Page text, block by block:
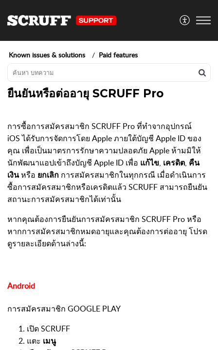
Known issues & solutions Paid features
ยืนยันหรือต่ออายุ SCRUFF Pro
การซื้อการสมัครสมาชิก SCRUFF Pro ที่ทำจากอุปกรณ์
iOS ได้รับการจัดการโดย Apple ภายใต้บัญชี Apple ID ของ
คุณ เพื่อเป็นมาตรการรักษาความปลอดภัย Apple ห้ามมิให้
นักพัฒนาแอปเข้าถึงบัญชี Apple ID เพื่อ แก้ไข, เครดิต, คืน
เงินหรือ ยกเลิก การสมัครสมาชิกในทุกกรณี เมื่อดำเนินการ
ซื้อการสมัครสมาชิกหรือเครดิตแล้ว SCRUFF สามารถยืนยัน
สถานะการสมัครสมาชิกได้เท่านั้น
หากคุณต้องการยืนยันการสมัครสมาชิก SCRUFF Pro หรือ
หากการสมัครสมาชิกหมดอายุและคุณต้องการต่ออายุ โปรด
ดูรายละเอียดด้านล่างนี้:
Android
การสมัครสมาชิก GOOGLE PLAY
เปิด SCRUFF
แตะ เมนู